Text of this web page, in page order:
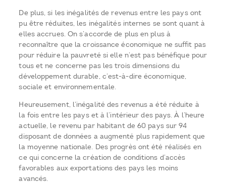
De plus, si les inégalités de revenus entre les pays ont
pu être réduites, les inégalités internes se sont quant à
elles accrues. On s’accorde de plus en plus à
reconnaître que la croissance économique ne suffit pas
pour réduire la pauvreté si elle n’est pas bénéfique pour
tous et ne concerne pas les trois dimensions du
développement durable, c’est-à-dire économique,
sociale et environnementale.
Heureusement, l’inégalité des revenus a été réduite à
la fois entre les pays et à l’intérieur des pays. À l’heure
actuelle, le revenu par habitant de 60 pays sur 94
disposant de données a augmenté plus rapidement que
la moyenne nationale. Des progrès ont été réalisés en
ce qui concerne la création de conditions d’accès
favorables aux exportations des pays les moins
avancés.